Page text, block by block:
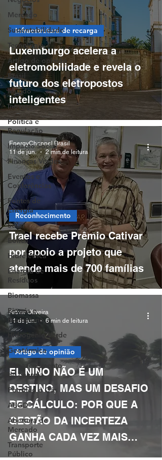
Mercado
Sustentabilidade
Tecnologia
Artigo de opinião
Brasil
Mundo
Inovação
Política e
Regulação
Impacto Social
Finanças Verdes
Eventos e
Conferências
Fontes de
Energia
Solar
Eólica
Hidrelétrica
Energia de
Resíduos
Biomassa
Biogás e
Biometano
Hidrogênio Verde
Geotérmica
Armazenamento
de energia
Petróleo e Gás
ABGD
Abertura de
Mercado
Transporte
Público
Luxemburgo acelera a
eletromobilidade e revela o
futuro dos eletropostos
inteligentes
Infraestrutura de recarga
Trael recebe Prêmio Cativar
por apoio a projeto que
atende mais de 700 famílias
Reconhecimento
EnergyChannel Brasil
11 de jun.
2 min de leitura
EL NIÑO NÃO É UM
DESTINO, MAS UM DESAFIO
DE CÁLCULO: POR QUE A
GESTÃO DA INCERTEZA
GANHA CADA VEZ MAIS
IMPORTÂNCIA NO SETOR
Artigo de opinião
Arthur Oliveira
11 de jun.
6 min de leitura